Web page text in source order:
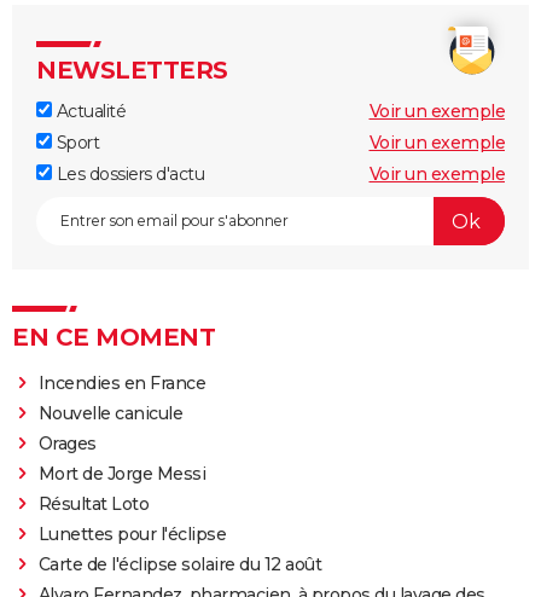
NEWSLETTERS
Actualité
Voir un exemple
Sport
Voir un exemple
Les dossiers d'actu
Voir un exemple
EN CE MOMENT
Incendies en France
Nouvelle canicule
Orages
Mort de Jorge Messi
Résultat Loto
Lunettes pour l'éclipse
Carte de l'éclipse solaire du 12 août